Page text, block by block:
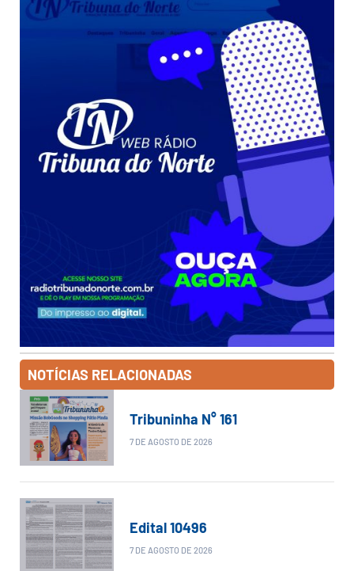
NOTÍCIAS RELACIONADAS
Tribuninha N° 161
7 DE AGOSTO DE 2026
Edital 10496
7 DE AGOSTO DE 2026